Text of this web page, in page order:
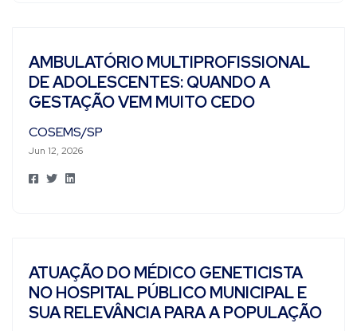
AMBULATÓRIO MULTIPROFISSIONAL
DE ADOLESCENTES: QUANDO A
GESTAÇÃO VEM MUITO CEDO
COSEMS/SP
Jun 12, 2026
ATUAÇÃO DO MÉDICO GENETICISTA
NO HOSPITAL PÚBLICO MUNICIPAL E
SUA RELEVÂNCIA PARA A POPULAÇÃO